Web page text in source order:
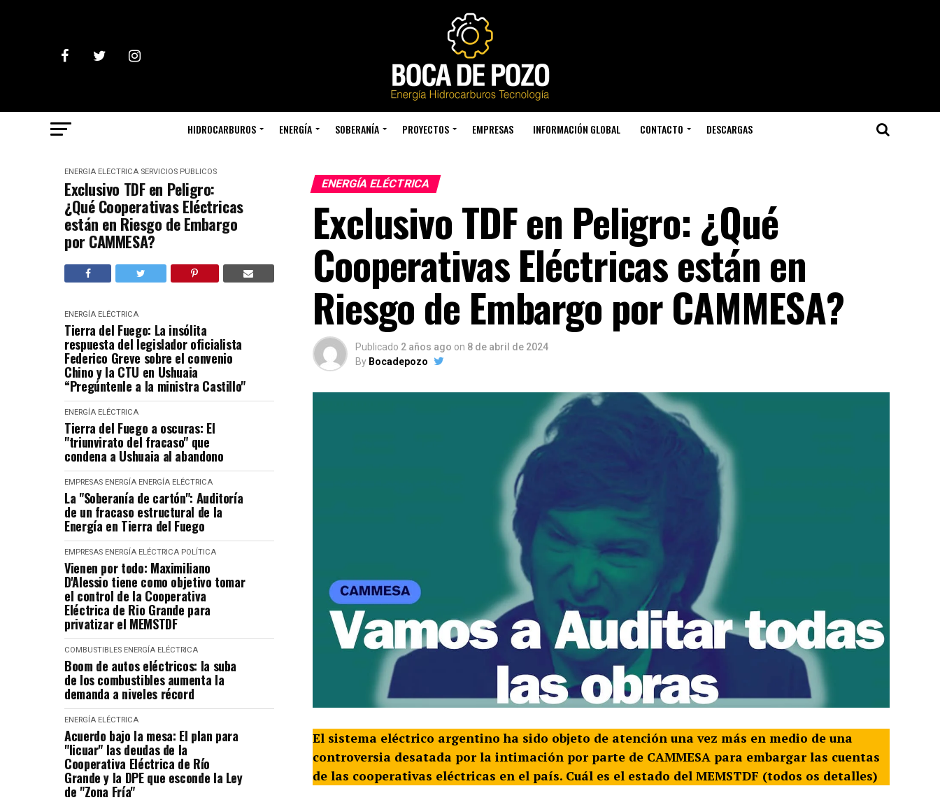
HIDROCARBUROS ENERGÍA SOBERANÍA PROYECTOS EMPRESAS INFORMACIÓN GLOBAL CONTACTO DESCARGAS
ENERGÍA ELÉCTRICA SERVICIOS PÚBLICOS
Exclusivo TDF en Peligro:
¿Qué Cooperativas Eléctricas
están en Riesgo de Embargo
por CAMMESA?
ENERGÍA ELÉCTRICA
Tierra del Fuego: La insólita
respuesta del legislador oficialista
Federico Greve sobre el convenio
Chino y la CTU en Ushuaia
“Pregúntenle a la ministra Castillo"
ENERGÍA ELÉCTRICA
Tierra del Fuego a oscuras: El
"triunvirato del fracaso" que
condena a Ushuaia al abandono
EMPRESAS ENERGÍA ENERGÍA ELÉCTRICA
La "Soberanía de cartón": Auditoría
de un fracaso estructural de la
Energía en Tierra del Fuego
EMPRESAS ENERGÍA ELÉCTRICA POLÍTICA
Vienen por todo: Maximiliano
D'Alessio tiene como objetivo tomar
el control de la Cooperativa
Eléctrica de Rio Grande para
privatizar el MEMSTDF
COMBUSTIBLES ENERGÍA ELÉCTRICA
Boom de autos eléctricos: la suba
de los combustibles aumenta la
demanda a niveles récord
ENERGÍA ELÉCTRICA
Acuerdo bajo la mesa: El plan para
"licuar" las deudas de la
Cooperativa Eléctrica de Río
Grande y la DPE que esconde la Ley
de "Zona Fría"
ENERGÍA ELÉCTRICA
Exclusivo TDF en Peligro: ¿Qué
Cooperativas Eléctricas están en
Riesgo de Embargo por CAMMESA?
Publicado 2 años ago on 8 de abril de 2024
By Bocadepozo
El sistema eléctrico argentino ha sido objeto de atención una vez más en medio de una
controversia desatada por la intimación por parte de CAMMESA para embargar las cuentas
de las cooperativas eléctricas en el país. Cuál es el estado del MEMSTDF (todos os detalles)